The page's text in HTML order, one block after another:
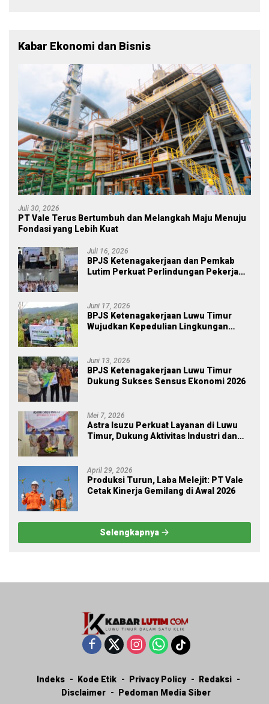
Kabar Ekonomi dan Bisnis
Juli 30, 2026
PT Vale Terus Bertumbuh dan Melangkah Maju Menuju
Fondasi yang Lebih Kuat
Juli 16, 2026
BPJS Ketenagakerjaan dan Pemkab
Lutim Perkuat Perlindungan Pekerja
Juni 17, 2026
BPJS Ketenagakerjaan Luwu Timur
Wujudkan Kepedulian Lingkungan
Juni 13, 2026
BPJS Ketenagakerjaan Luwu Timur
Dukung Sukses Sensus Ekonomi 2026
Mei 7, 2026
Astra Isuzu Perkuat Layanan di Luwu
Timur, Dukung Aktivitas Industri dan
April 29, 2026
Produksi Turun, Laba Melejit: PT Vale
Cetak Kinerja Gemilang di Awal 2026
Selengkapnya
Indeks Kode Etik Privacy Policy
Redaksi
Disclaimer
Pedoman Media Siber